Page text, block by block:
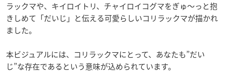
ラックマや、キイロイトリ、チャイロイコグマをぎゅ～っと抱
きしめて「だいじ」と伝える可愛らしいコリラックマが描かれ
ました。
本ビジュアルには、コリラックマにとって、あなたも”だい
じ”な存在であるという意味が込められています。